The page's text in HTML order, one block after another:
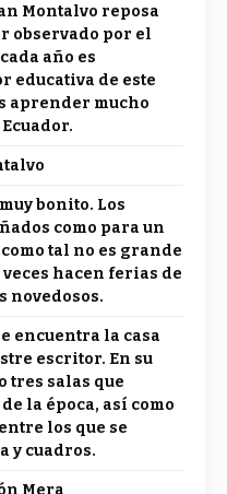
Montalvo reposa
observado por el
año es
educativa de este
aprender mucho
bonito. Los
como para un
tal no es grande
hacen ferias de
novedosos.
encuentra la casa
escritor. En su
tres salas que
la época, así como
los que se
y cuadros.
Mera